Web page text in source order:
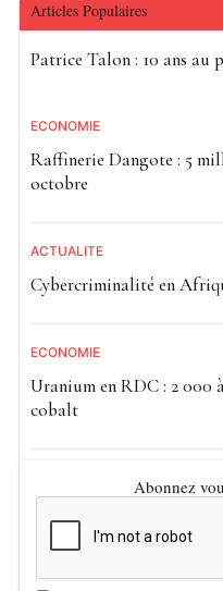
Articles Populaires
Patrice Talon : 10 ans
ECONOMIE
Raffinerie Dangote : 5
octobre
ACTUALITE
Cybercriminalité en
ECONOMIE
Uranium en RDC : 2 000
cobalt
Abonnez